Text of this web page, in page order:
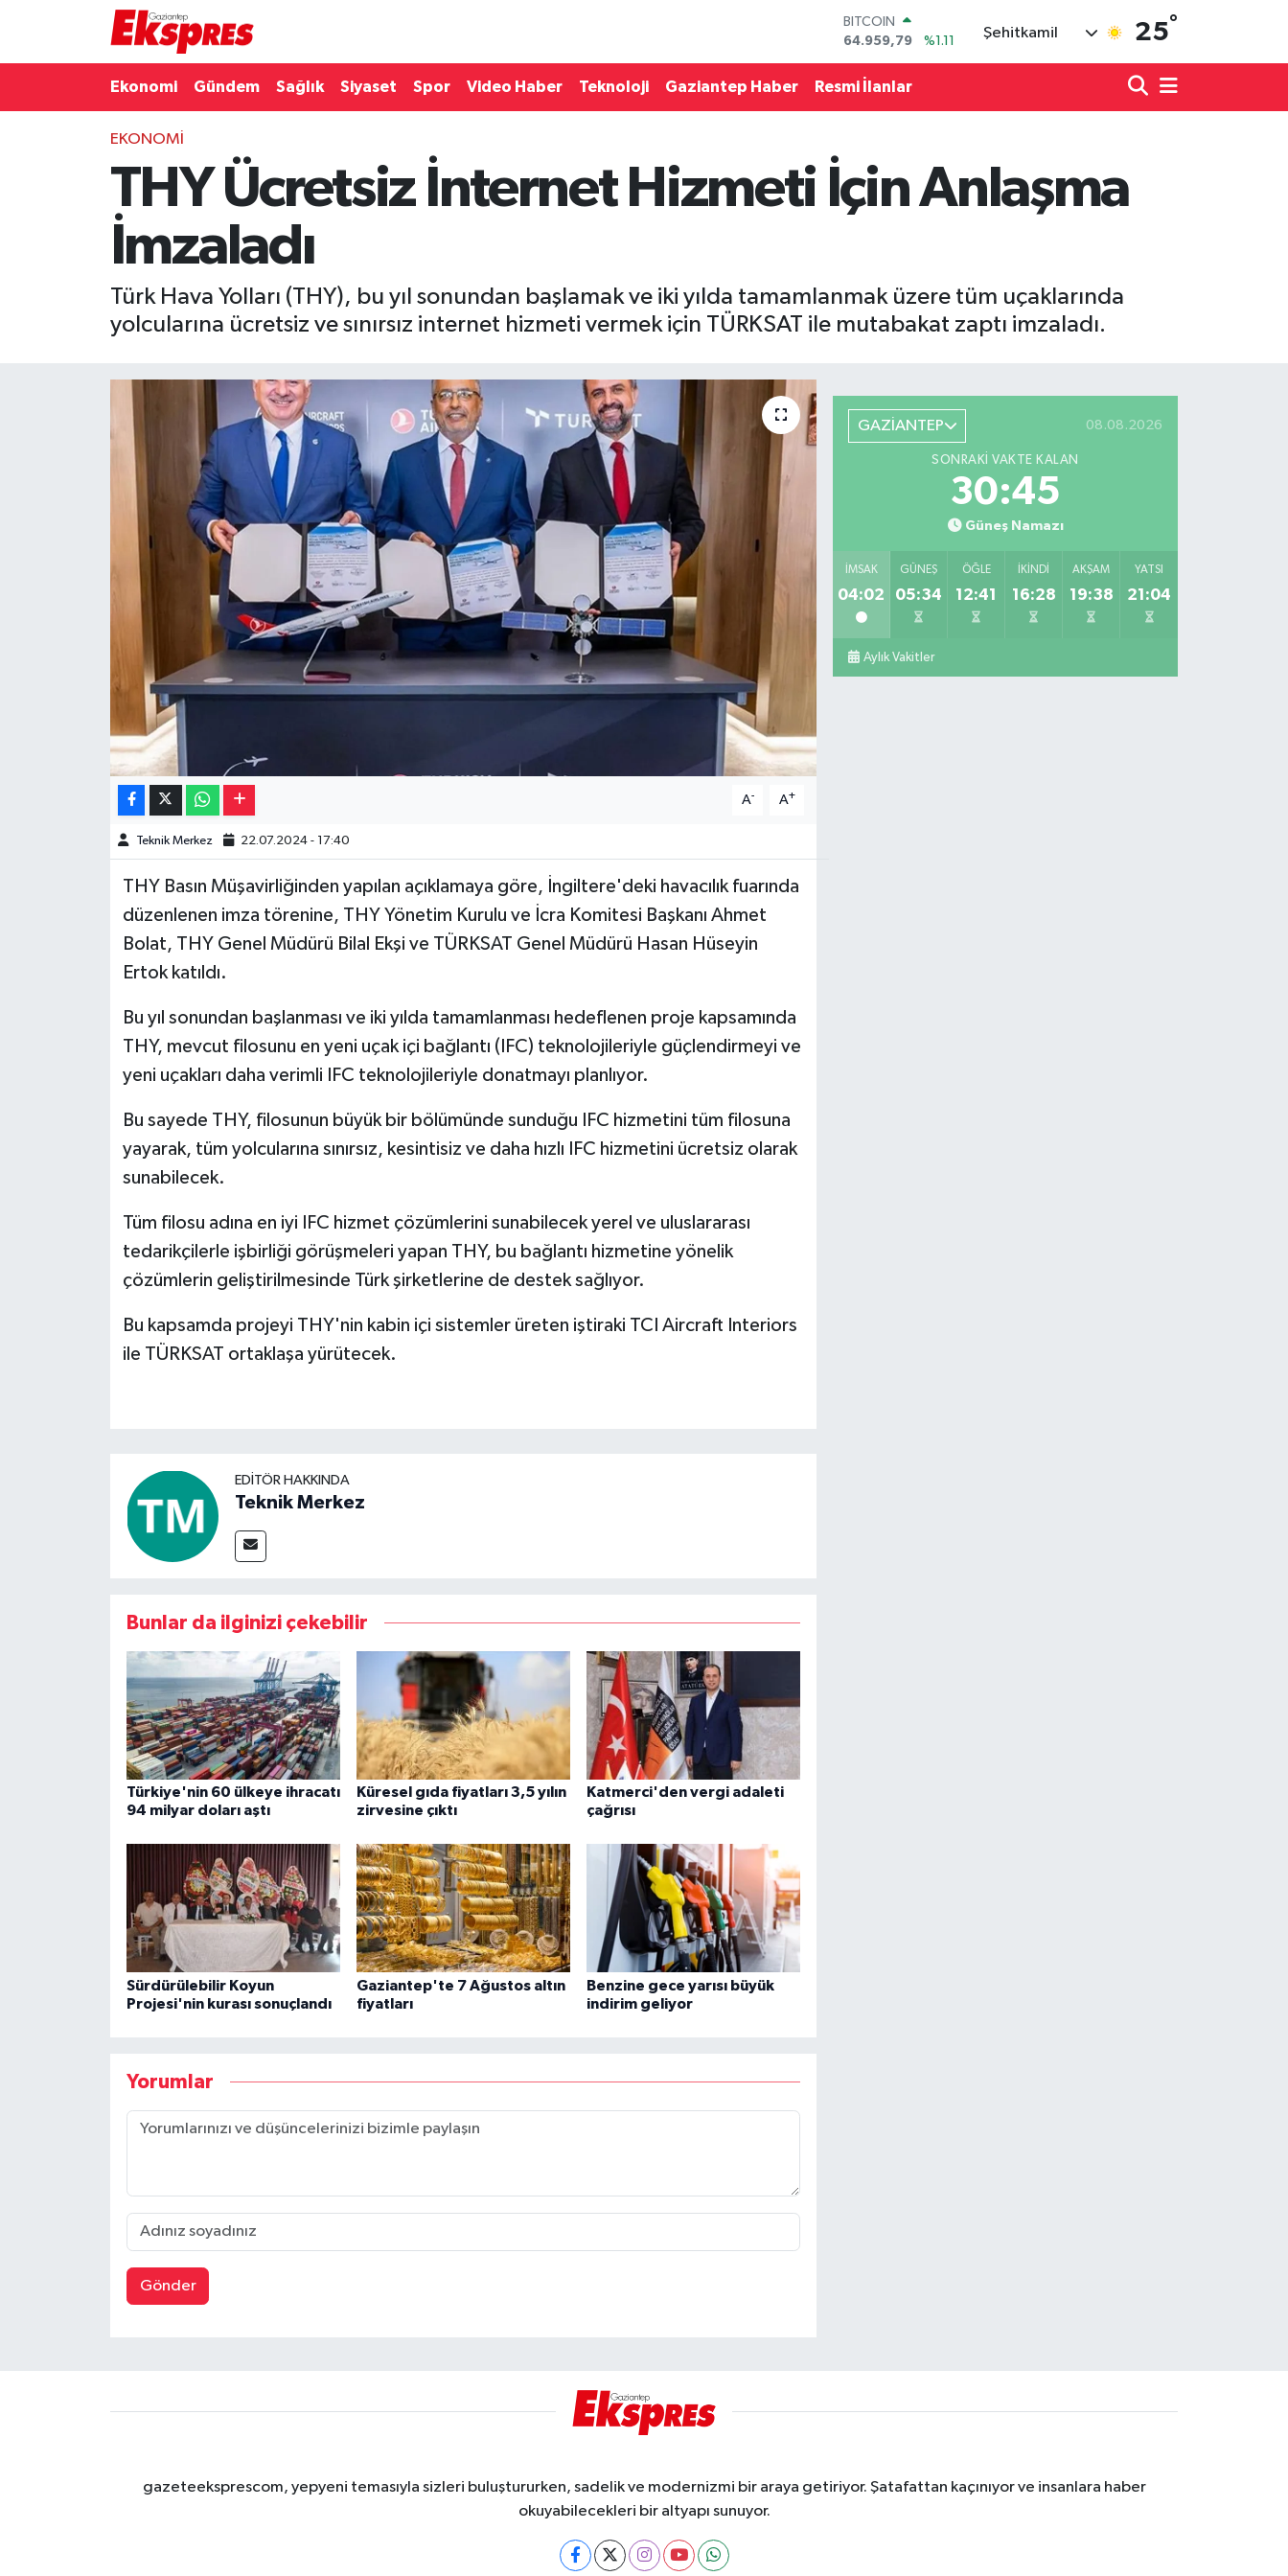
BITCOIN
64.959,79
%1.11
47,7436
EURO
55,2510
%0.32
GRAM ALTIN
6660.55
%0.03
BİST100
Şehitkamil 25°
Ekonomi Gündem Sağlık Siyaset Spor Video Haber Teknoloji Gaziantep Haber Resmi İlanlar
EKONOMI
THY Ücretsiz İnternet Hizmeti İçin Anlaşma
İmzaladı
Türk Hava Yolları (THY), bu yıl sonundan başlamak ve iki yılda tamamlanmak üzere tüm uçaklarında
yolcularına ücretsiz ve sınırsız internet hizmeti vermek için TÜRKSAT ile mutabakat zaptı imzaladı.
A- A+
Teknik Merkez 22.07.2024 - 17:40
THY Basın Müşavirliğinden yapılan açıklamaya göre, İngiltere'deki havacılık fuarında
düzenlenen imza törenine, THY Yönetim Kurulu ve İcra Komitesi Başkanı Ahmet
Bolat, THY Genel Müdürü Bilal Ekşi ve TÜRKSAT Genel Müdürü Hasan Hüseyin
Ertok katıldı.
Bu yıl sonundan başlanması ve iki yılda tamamlanması hedeflenen proje kapsamında
THY, mevcut filosunu en yeni uçak içi bağlantı (IFC) teknolojileriyle güçlendirmeyi ve
yeni uçakları daha verimli IFC teknolojileriyle donatmayı planlıyor.
Bu sayede THY, filosunun büyük bir bölümünde sunduğu IFC hizmetini tüm filosuna
yayarak, tüm yolcularına sınırsız, kesintisiz ve daha hızlı IFC hizmetini ücretsiz olarak
sunabilecek.
Tüm filosu adına en iyi IFC hizmet çözümlerini sunabilecek yerel ve uluslararası
tedarikçilerle işbirliği görüşmeleri yapan THY, bu bağlantı hizmetine yönelik
çözümlerin geliştirilmesinde Türk şirketlerine de destek sağlıyor.
Bu kapsamda projeyi THY'nin kabin içi sistemler üreten iştiraki TCI Aircraft Interiors
ile TÜRKSAT ortaklaşa yürütecek.
EDITÖR HAKKINDA
Teknik Merkez
Bunlar da ilginizi çekebilir
Türkiye'nin 60 ülkeye ihracatı
94 milyar doları aştı
Küresel gıda fiyatları 3,5 yılın
zirvesine çıktı
Katmerci'den vergi adaleti
çağrısı
Sürdürülebilir Koyun
Projesi'nin kurası sonuçlandı
Gaziantep'te 7 Ağustos altın
fiyatları
Benzine gece yarısı büyük
indirim geliyor
Yorumlar
Gönder
GAZİANTEP 08.08.2026
SONRAKI VAKTE KALAN
30:44
Güneş Namazı
İMSAK
04:02
GÜNEŞ
05:34
ÖĞLE
12:41
İKINDI
16:28
AKŞAM
19:38
YATSI
21:04
Aylık Vakitler
gazeteeksprescom, yepyeni temasıyla sizleri buluştururken, sadelik ve modernizmi bir araya getiriyor. Şatafattan kaçınıyor ve insanlara haber
okuyabilecekleri bir altyapı sunuyor.
Gaziantep son dakika
Gündem
Haberler
Puan Durumu ve Fikstür
Tüm Manşetler
Son Dakika Haberleri
Haber Arşivi